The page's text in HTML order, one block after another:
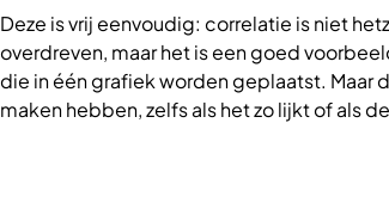
Deze is vrij eenvoudig: correlatie is niet
overdreven, maar het is een goed
die in één grafiek worden geplaatst. Maar
maken hebben, zelfs als het zo lijkt of als